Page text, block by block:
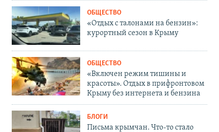
ОБЩЕСТВО
«Отдых с талонами на бензин»:
курортный сезон в Крыму
ОБЩЕСТВО
«Включен режим тишины и
красоты». Отдых в прифронтовом
Крыму без интернета и бензина
БЛОГИ
Письма крымчан. Что-то стало